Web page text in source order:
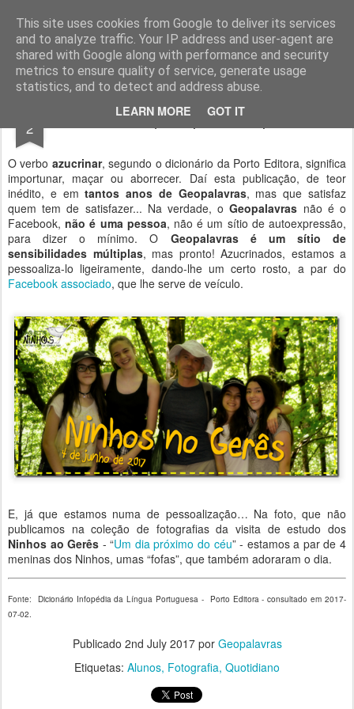
This site uses cookies from Google to deliver its services
and to analyze traffic. Your IP address and user-agent are
shared with Google along with performance and security
metrics to ensure quality of service, generate usage
statistics, and to detect and address abuse.
LEARN MORE GOT IT
Geopalavras
canal800 clique ZapCanal
2 Azucrina, que o passarão publica!
O verbo azucrinar, segundo o dicionário da Porto Editora, significa
importunar, maçar ou aborrecer. Daí esta publicação, de teor
inédito, e emtantos anos de Geopalavras, mas que satisfaz
quem tem de satisfazer... Na verdade, oGeopalavras não é o
Facebook,não é uma pessoa, não é um sítio de autoexpressão,
para dizer o mínimo. O Geopalavras é um sítio de
sensibilidades múltiplas, mas pronto! Azucrinados, estamos a
pessoaliza-lo ligeiramente, dando-lhe um certo rosto, a par do
Facebook associado, que lhe serve de veículo.
E, já que estamos numa de pessoalização… Na foto, que não
publicamos na coleção de fotografias da visita de estudo dos
Ninhos ao Gerês - “Um dia próximo do céu” - estamos a par de 4
meninas dos Ninhos, umas “fofas”, que também adoraram o dia.
Fonte: Dicionário Infopédia da Língua Portuguesa - Porto Editora - consultado em 2017-
07-02.
Publicado 2nd July 2017por Geopalavras
Etiquetas: Alunos Fotografia Quotidiano